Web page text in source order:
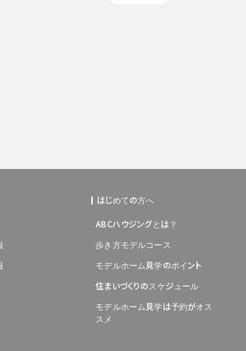
はじめての方へ
ABCハウジングとは？
歩き方モデルコース
モデルホーム見学のポイント
住まいづくりのスケジュール
モデルホーム見学は予約がオス
スメ